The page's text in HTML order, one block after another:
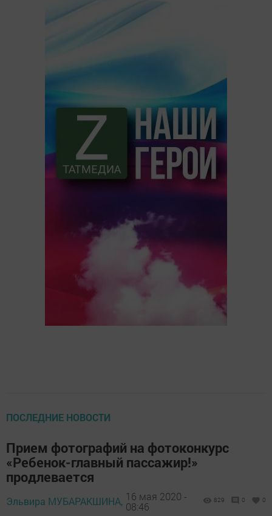
ПОСЛЕДНИЕ НОВОСТИ
Прием фотографий на фотоконкурс
«Ребенок-главный пассажир!»
продлевается
Эльвира МУБАРАКШИНА, 16 мая 2020 -
08:46
829 0 0